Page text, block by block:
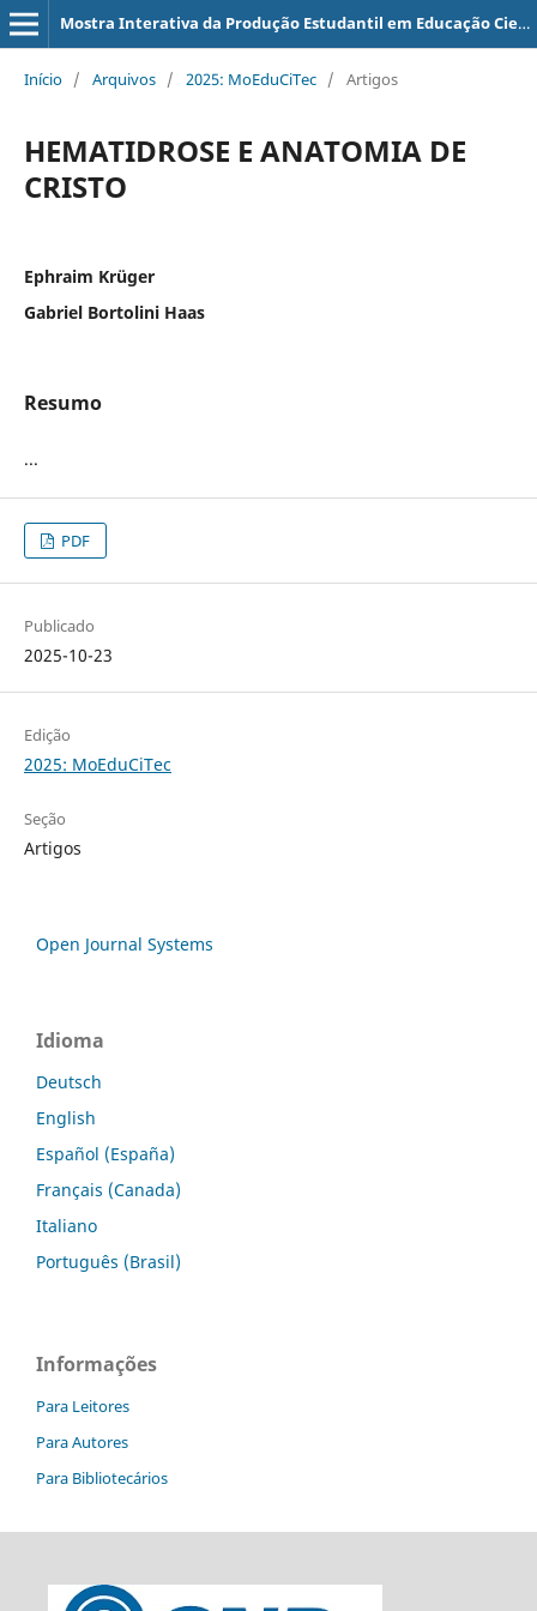
Mostra Interativa da Produção Estudantil em Educação Científica e Tecnológica
Início / Arquivos / 2025: MoEduCiTec / Artigos
HEMATIDROSE E ANATOMIA DE
CRISTO
Ephraim Krüger
Gabriel Bortolini Haas
Resumo
...
PDF
Publicado
2025-10-23
Edição
2025: MoEduCiTec
Seção
Artigos
Open Journal Systems
Idioma
Deutsch
English
Español (España)
Français (Canada)
Italiano
Português (Brasil)
Informações
Para Leitores
Para Autores
Para Bibliotecários